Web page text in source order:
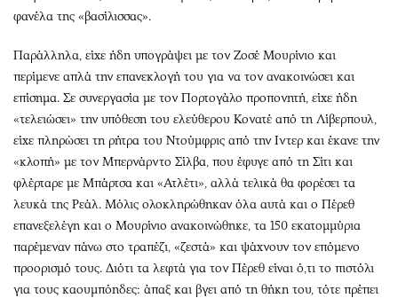
φανέλα της «βασίλισσας».
Παράλληλα, είχε ήδη υπογράψει με τον Ζοσέ Μουρίνιο και
περίμενε απλά την επανεκλογή του για να τον ανακοινώσει και
επίσημα. Σε συνεργασία με τον Πορτογάλο προπονητή, είχε ήδη
«τελειώσει» την υπόθεση του ελεύθερου Κονατέ από τη Λίβερπουλ,
είχε πληρώσει τη ρήτρα του Ντούμφρις από την Iντερ και έκανε την
«κλοπή» με τον Μπερνάρντο Σίλβα, που έφυγε από τη Σίτι και
φλέρταρε με Μπάρτσα και «Ατλέτι», αλλά τελικά θα φορέσει τα
λευκά της Ρεάλ. Μόλις ολοκληρώθηκαν όλα αυτά και ο Πέρεθ
επανεξελέγη και ο Μουρίνιο ανακοινώθηκε, τα 150 εκατομμύρια
παρέμεναν πάνω στο τραπέζι, «ζεστά» και ψάχνουν τον επόμενο
προορισμό τους. Διότι τα λεφτά για τον Πέρεθ είναι ό,τι το πιστόλι
για τους καουμπόηδες: άπαξ και βγει από τη θήκη του, τότε πρέπει